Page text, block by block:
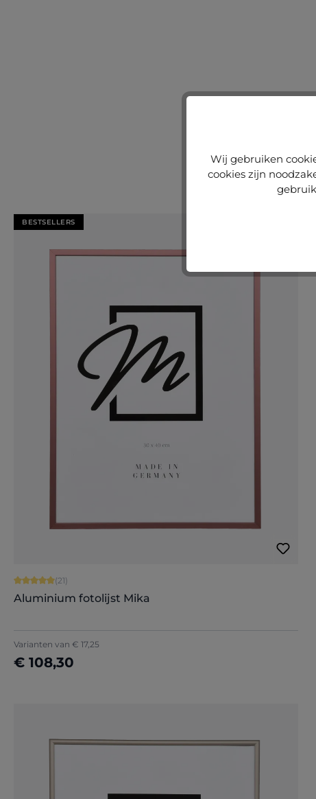
BESTSELLERS
Gemiddelde waardering van 5 van 5 sterren
(21)
Aluminium fotolijst Mika
Varianten van € 17,25
€ 108,30
Nu configureren
Wij gebruiken
cookies zijn